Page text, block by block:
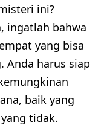
ini?
ingatlah bahwa
yang bisa
Anda harus siap
baik yang
tidak.